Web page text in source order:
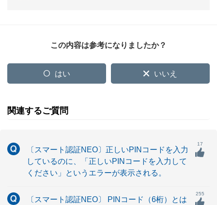
この内容は参考になりましたか？
はい いいえ
関連するご質問
〔スマート認証NEO〕正しいPINコードを入力
しているのに、「正しいPINコードを入力して
ください」というエラーが表示される。
17
〔スマート認証NEO〕 PINコード（6桁）とは
255